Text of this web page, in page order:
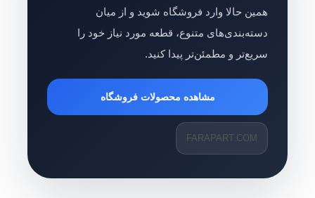
همین حالا وارد فروشگاه شوید و از میان
دسته‌بندی‌های متنوع، قطعه مورد نیاز خود را
سریع‌تر و مطمئن‌تر پیدا کنید.
مشاهده محصولات فروشگاه
FARAPART.COM